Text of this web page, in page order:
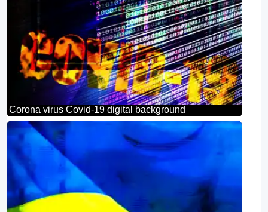
Corona virus Covid-19 digital background